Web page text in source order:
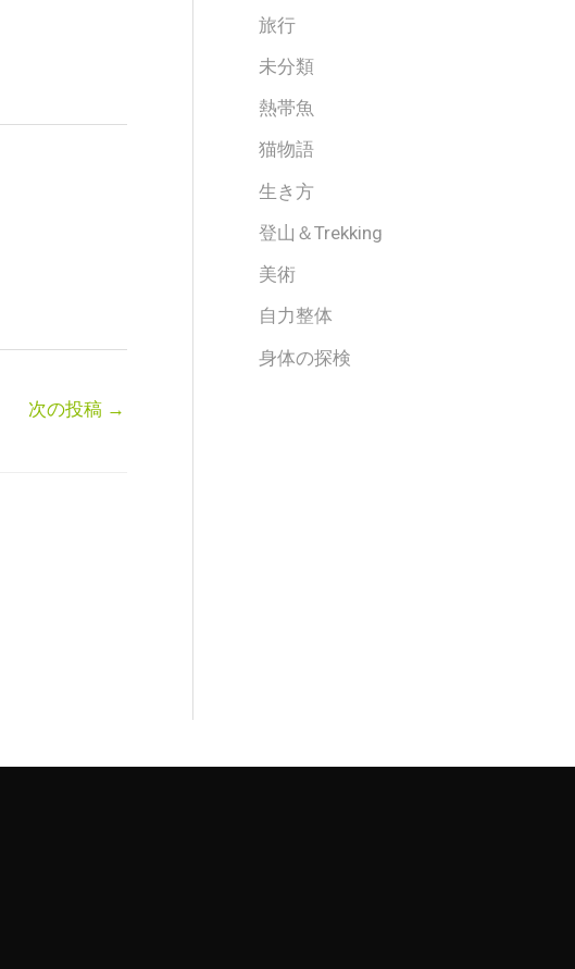
次の投稿 →
旅行
未分類
熱帯魚
猫物語
生き方
登山＆Trekking
美術
自力整体
身体の探検